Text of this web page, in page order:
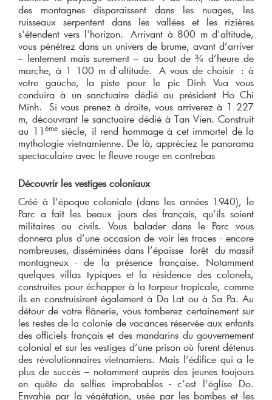
des montagnes disparaissent dans les nuages, les
ruisseaux serpentent dans les vallées et les rizières
s'étendent vers l'horizon. Arrivant à 800 m d'altitude,
vous pénétrez dans un univers de brume, avant d’arriver
– lentement mais surement – au bout de ¾ d’heure de
marche, à 1 100 m d'altitude. A vous de choisir : à
votre gauche, la piste pour le pic Dinh Vua vous
conduira à un sanctuaire dédié au président Ho Chi
Minh. Si vous prenez à droite, vous arriverez à 1 227
m, découvrant le sanctuaire dédié à Tan Vien. Construit
au 11 èmesiècle, il rend hommage à cet immortel de la
mythologie vietnamienne. De là, appréciez le panorama
spectaculaire avec le fleuve rouge en contrebas
Découvrir les vestiges coloniaux
Créé à l’époque coloniale (dans les années 1940), le
Parc a fait les beaux jours des français, qu’ils soient
militaires ou civils. Vous balader dans le Parc vous
donnera plus d’une occasion de voir les traces - encore
nombreuses, disséminées dans l’épaisse forêt du massif
montagneux - de la présence française. Notamment
quelques villas typiques et la résidence des colonels,
construites pour échapper à la torpeur tropicale, comme
ils en construisirent également à Da Lat ou à Sa Pa. Au
détour de votre flânerie, vous tomberez certainement sur
les restes de la colonie de vacances réservée aux enfants
des officiels français et des mandarins du gouvernement
colonial et sur les vestiges d’une prison où furent détenus
des révolutionnaires vietnamiens. Mais l’édifice qui a le
plus de succès – notamment auprès des jeunes toujours
en quête de selfies improbables - c’est l’église Do.
Envahie par la végétation, usée par les bombes et les